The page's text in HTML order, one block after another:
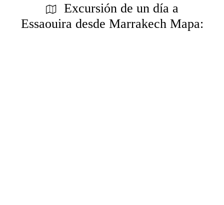
Excursión de un día a
Essaouira desde Marrakech Mapa: